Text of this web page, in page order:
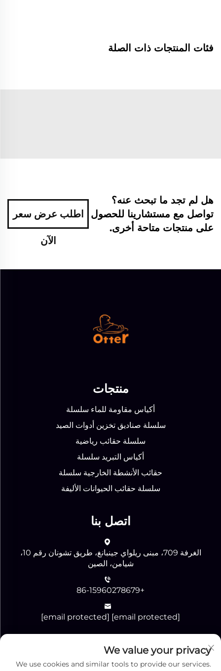
فئات المنتجات ذات الصلة
هل لم تجد ما تبحث عنه؟
تواصل مع مستشارينا للحصول
على منتجات متاحة أخرى.
اطلب عرض سعر
الآن
منتجات
أكياس مقاومة للماء سلسلة
سلسلة صناديق تخزين أدوات الصيد
سلسلة حقائب رياضية
أكياس التبريد سلسلة
حقائب الأنشطة الخارجية سلسلة
سلسلة حقائب الحيوانات الأليفة
اتصل بنا
الغرفة 709، مبنى ريلواي جينبانغ، طريق تشونان رقم 10،
شيامن، الصين
+86-15960278679
[email protected]
[email protected]
إرسال
We value your privacy
We use cookies and similar tools to provide our services.